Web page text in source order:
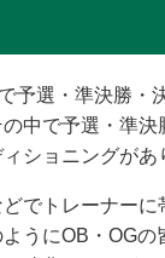
予選・準決勝
中で予選・準
ショニングがあ
でトレーナー
うにOB・OG